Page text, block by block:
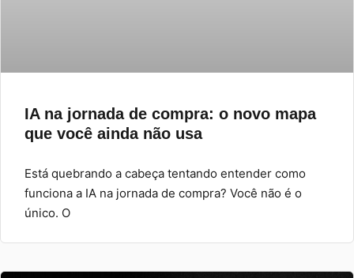
IA na jornada de compra: o novo mapa
que você ainda não usa
Está quebrando a cabeça tentando entender como
funciona a IA na jornada de compra? Você não é o
único. O